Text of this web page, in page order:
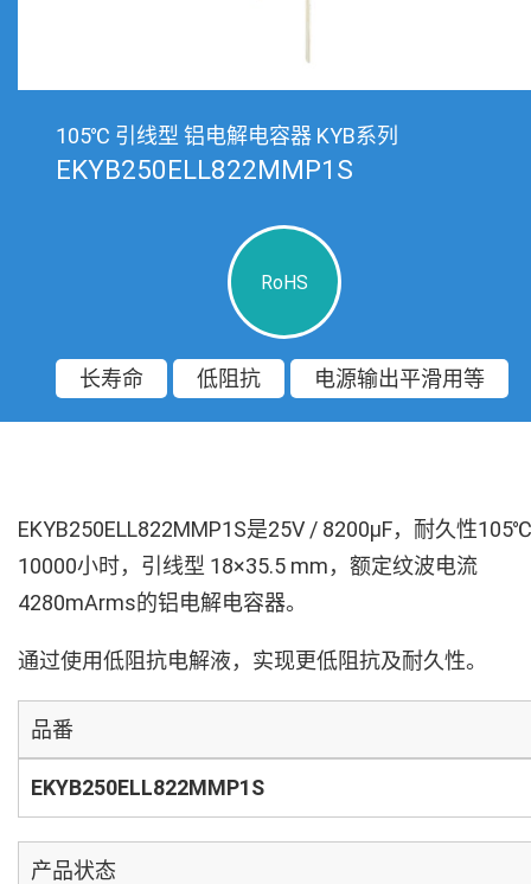
105℃ 引线型 铝电解电容器 KYB系列
EKYB250ELL822MMP1S
RoHS
长寿命 低阻抗 电源输出平滑用等
EKYB250ELL822MMP1S是25V / 8200µF，耐久性105℃
10000小时，引线型 18×35.5 mm，额定纹波电流
4280mArms的铝电解电容器。
通过使用低阻抗电解液，实现更低阻抗及耐久性。
品番
EKYB250ELL822MMP1S
产品状态